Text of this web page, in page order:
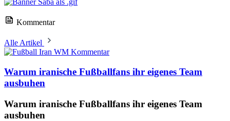
Kommentar
Alle Artikel
Kommentar
Warum iranische Fußballfans ihr eigenes Team
ausbuhen
Warum iranische Fußballfans ihr eigenes Team
ausbuhen